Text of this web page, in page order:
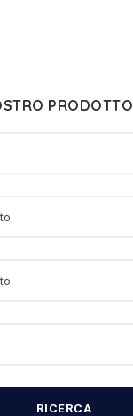
PRODOTTO
RICERCA